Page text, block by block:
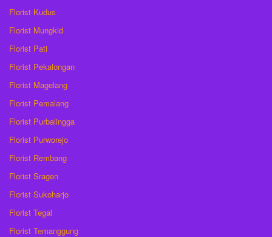
Florist Kudus
Florist Mungkid
Florist Pati
Florist Pekalongan
Florist Magelang
Florist Pemalang
Florist Purbalingga
Florist Purworejo
Florist Rembang
Florist Sragen
Florist Sukoharjo
Florist Tegal
Florist Temanggung